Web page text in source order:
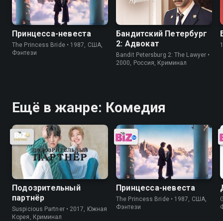
Принцесса-невеста
The Princess Bride • 1987, США,
Фэнтези
Бандитский Петербург
2: Адвокат
Bandit Petersburg 2: The Lawyer •
2000, Россия, Криминал
Ещё в жанре: Комедия
Подозрительный
партнёр
Suspicious Partner • 2017, Южная
Корея, Криминал
Принцесса-невеста
The Princess Bride • 1987, США,
Фэнтези